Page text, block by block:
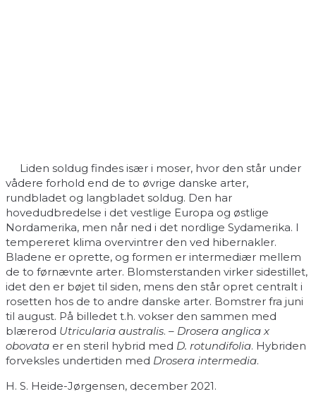
Liden soldug findes især i moser, hvor den står under
vådere forhold end de to øvrige danske arter,
rundbladet og langbladet soldug. Den har
hovedudbredelse i det vestlige Europa og østlige
Nordamerika, men når ned i det nordlige Sydamerika. I
tempereret klima overvintrer den ved hibernakler.
Bladene er oprette, og formen er intermediær mellem
de to førnævnte arter. Blomsterstanden virker sidestillet,
idet den er bøjet til siden, mens den står opret centralt i
rosetten hos de to andre danske arter. Bomstrer fra juni
til august. På billedet t.h. vokser den sammen med
blærerod Utricularia australis. – Drosera anglica x
obovata er en steril hybrid med D. rotundifolia. Hybriden
forveksles undertiden med Drosera intermedia.
H. S. Heide-Jørgensen, december 2021.